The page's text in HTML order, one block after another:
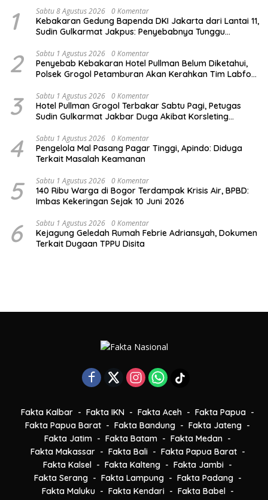
1 Sabtu 8 Agustus 2026 0 Komentar
Kebakaran Gedung Bapenda DKI Jakarta dari Lantai 11,
Sudin Gulkarmat Jakpus: Penyebabnya Tunggu
2 Sabtu 1 Agustus 2026 0 Komentar
Penyebab Kebakaran Hotel Pullman Belum Diketahui,
Polsek Grogol Petamburan Akan Kerahkan Tim Labfor
3 Sabtu 1 Agustus 2026 0 Komentar
Hotel Pullman Grogol Terbakar Sabtu Pagi, Petugas
Sudin Gulkarmat Jakbar Duga Akibat Korsleting
4 Sabtu 1 Agustus 2026 0 Komentar
Pengelola Mal Pasang Pagar Tinggi, Apindo: Diduga
Terkait Masalah Keamanan
5 Sabtu 1 Agustus 2026 0 Komentar
140 Ribu Warga di Bogor Terdampak Krisis Air, BPBD:
Imbas Kekeringan Sejak 10 Juni 2026
6 Sabtu 1 Agustus 2026 0 Komentar
Kejagung Geledah Rumah Febrie Adriansyah, Dokumen
Terkait Dugaan TPPU Disita
Fakta Kalbar Fakta IKN Fakta Aceh
Fakta Papua
Fakta Papua Barat
Fakta Bandung
Fakta Jateng
Fakta Jatim
Fakta Batam
Fakta Medan
Fakta Makassar
Fakta Bali
Fakta Papua Barat
Fakta Kalsel
Fakta Kalteng
Fakta Jambi
Fakta Serang
Fakta Lampung
Fakta Padang
Fakta Maluku
Fakta Kendari
Fakta Babel